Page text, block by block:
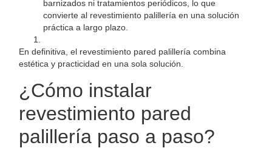
barnizados ni tratamientos periódicos, lo que
convierte al revestimiento palillería en una solución
práctica a largo plazo.
En definitiva, el revestimiento pared palillería combina
estética y practicidad en una sola solución.
¿Cómo instalar
revestimiento pared
palillería paso a paso?